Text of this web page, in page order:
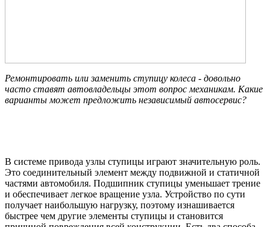
Ремонтировать или заменить ступицу колеса - довольно
часто ставят автовладельцы этот вопрос механикам. Какие
варианты может предложить независимый автосервис?
В системе привода узлы ступицы играют значительную роль.
Это соединительный элемент между подвижной и статичной
частями автомобиля. Подшипник ступицы уменьшает трение
и обеспечивает легкое вращение узла. Устройство по сути
получает наибольшую нагрузку, поэтому изнашивается
быстрее чем другие элементы ступицы и становится